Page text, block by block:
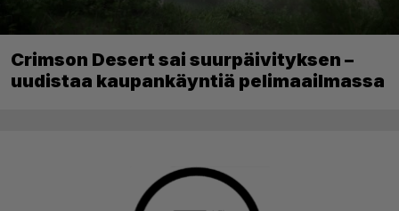
Crimson Desert sai suurpäivityksen –
uudistaa kaupankäyntiä pelimaailmassa